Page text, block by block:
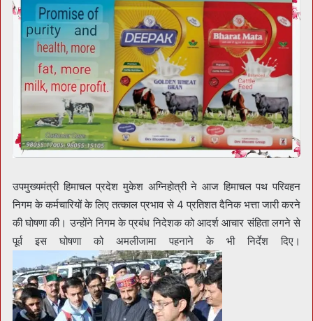
उपमुख्यमंत्री हिमाचल प्रदेश मुकेश अग्निहोत्री ने आज हिमाचल पथ परिवहन
निगम के कर्मचारियों के लिए तत्काल प्रभाव से 4 प्रतिशत दैनिक भत्ता जारी करने
की घोषणा की। उन्होंने निगम के प्रबंध निदेशक को आदर्श आचार संहिता लगने से
पूर्व इस घोषणा को अमलीजामा पहनाने के भी निर्देश दिए।